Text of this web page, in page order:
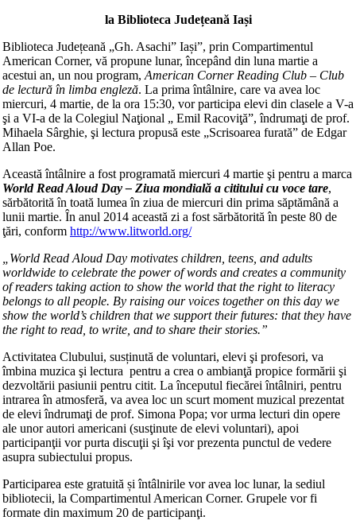
la Biblioteca Județeană Iași
Biblioteca Județeană „Gh. Asachi” Iași”, prin Compartimentul
American Corner, vă propune lunar, începând din luna martie a
acestui an, un nou program, American Corner Reading Club – Club
de lectură în limba engleză. La prima întâlnire, care va avea loc
miercuri, 4 martie, de la ora 15:30, vor participa elevi din clasele a V-a
şi a VI-a de la Colegiul Naţional „ Emil Racoviţă”, îndrumaţi de prof.
Mihaela Sârghie, şi lectura propusă este „Scrisoarea furată” de Edgar
Allan Poe.
Această întâlnire a fost programată miercuri 4 martie şi pentru a marca
World Read Aloud Day – Ziua mondială a cititului cu voce tare,
sărbătorită în toată lumea în ziua de miercuri din prima săptămână a
lunii martie. În anul 2014 această zi a fost sărbătorită în peste 80 de
ţări, conform http://www.litworld.org/
„World Read Aloud Day motivates children, teens, and adults
worldwide to celebrate the power of words and creates a community
of readers taking action to show the world that the right to literacy
belongs to all people. By raising our voices together on this day we
show the world’s children that we support their futures: that they have
the right to read, to write, and to share their stories.”
Activitatea Clubului, susținută de voluntari, elevi şi profesori, va
îmbina muzica şi lectura pentru a crea o ambianţă propice formării şi
dezvoltării pasiunii pentru citit. La începutul fiecărei întâlniri, pentru
intrarea în atmosferă, va avea loc un scurt moment muzical prezentat
de elevi îndrumaţi de prof. Simona Popa; vor urma lecturi din opere
ale unor autori americani (susţinute de elevi voluntari), apoi
participanţii vor purta discuţii şi îşi vor prezenta punctul de vedere
asupra subiectului propus.
Participarea este gratuită și întâlnirile vor avea loc lunar, la sediul
bibliotecii, la Compartimentul American Corner. Grupele vor fi
formate din maximum 20 de participanţi.